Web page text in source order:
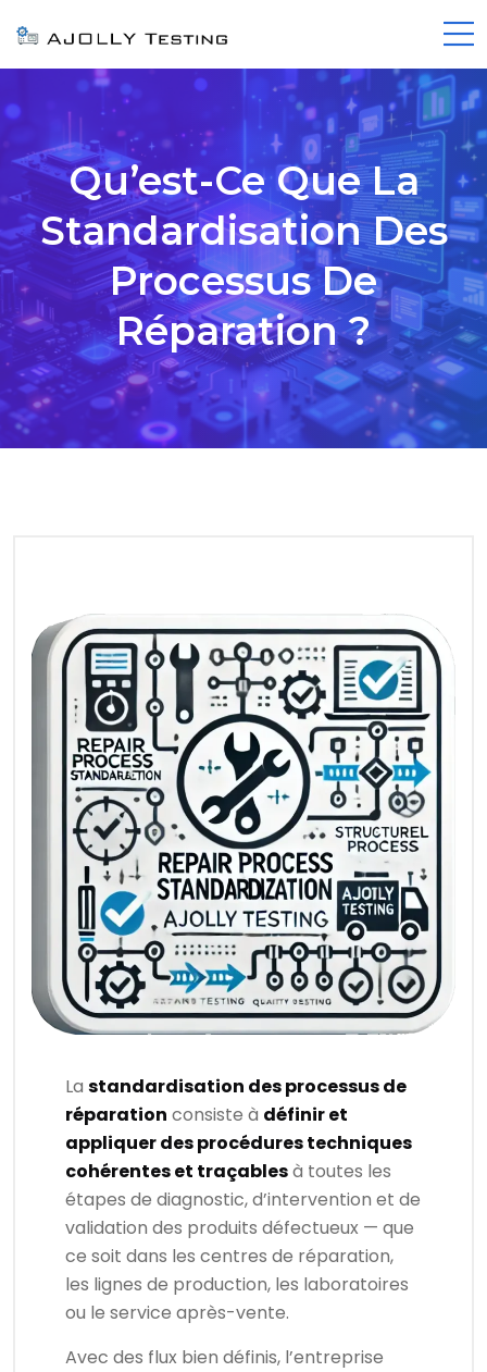
Qu’est-Ce Que La
Standardisation Des
Processus De
Réparation ?
Lastandardisation des processus de
réparation consiste à définir et
appliquer des procédures techniques
cohérentes et traçablesà toutes les
étapes de diagnostic, d’intervention et de
validation des produits défectueux — que
ce soit dans les centres de réparation,
les lignes de production, les laboratoires
ou le service après-vente.
Avec des flux bien définis, l’entreprise